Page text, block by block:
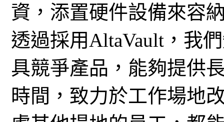
資，添置硬件設備來容
透過採用AltaVault，我
具競爭產品，能夠提供
時間，致力於工作場地